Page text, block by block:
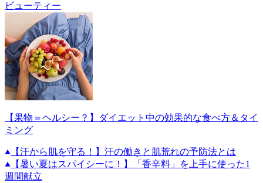
ビューティー
【果物＝ヘルシー？】ダイエット中の効果的な食べ方＆タイ
ミング
【汗から肌を守る！】汗の働きと肌荒れの予防法とは
【暑い夏はスパイシーに！】「香辛料」を上手に使った1
週間献立